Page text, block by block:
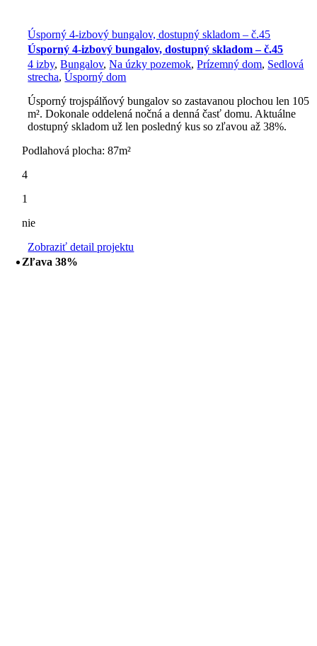
Úsporný 4-izbový bungalov, dostupný skladom – č.45
Úsporný 4-izbový bungalov, dostupný skladom – č.45
4 izby,Bungalov,Na úzky pozemok,Prízemný dom, Sedlová
strecha,Úsporný dom
Úsporný trojspálňový bungalov so zastavanou plochou len 105
m². Dokonale oddelená nočná a denná časť domu. Aktuálne
dostupný skladom už len posledný kus so zľavou až 38%.
Podlahová plocha: 87m²
4
1
nie
Zobraziť detail projektu
Zľava 38%